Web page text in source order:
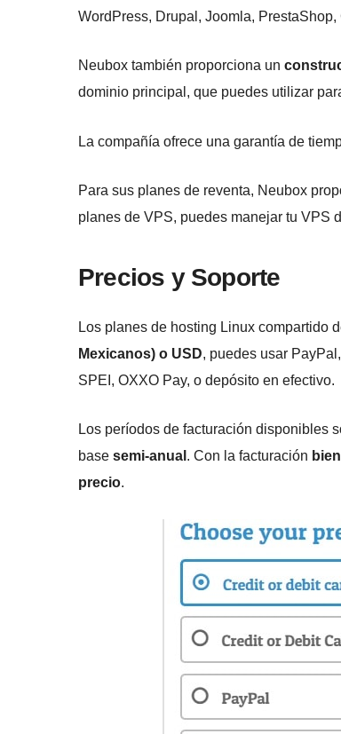
WordPress, Drupal, Joomla,
Neubox también proporciona un
dominio principal, que puedes utilizar
La compañía ofrece una garantía de
Para sus planes de reventa, Neubox
planes de VPS, puedes manejar tu VPS
Precios y Soporte
Los planes de hosting Linux compartido
Mexicanos) o USD, puedes usar
SPEI, OXXO Pay, o depósito en efectivo.
Los períodos de facturación disponibles
base semi-anual . Con la facturación
precio.